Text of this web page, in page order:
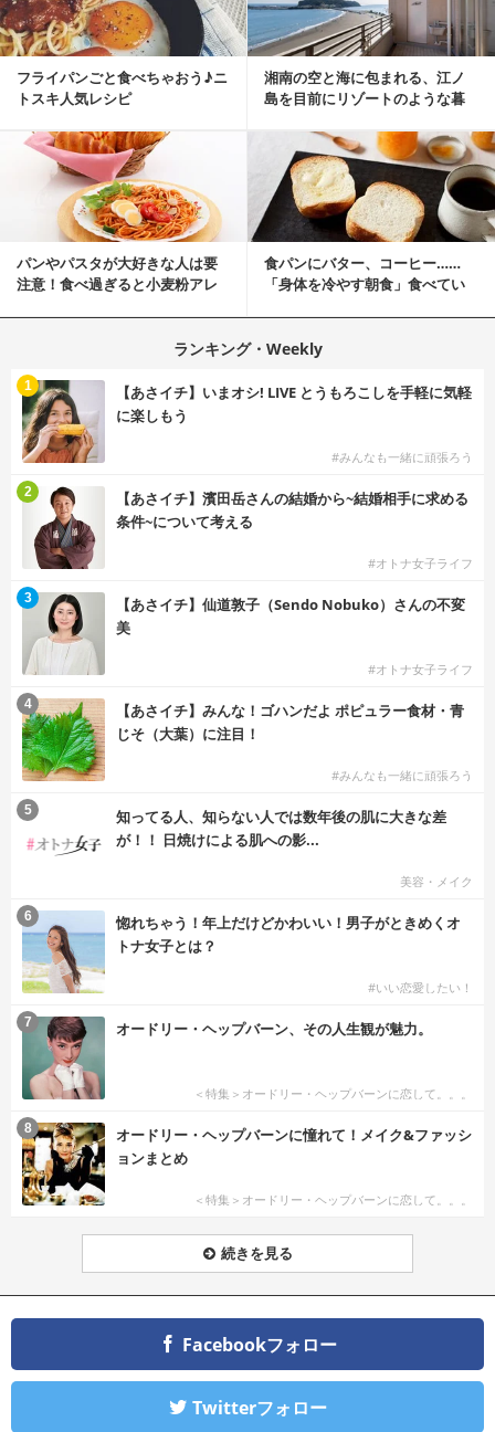
フライパンごと食べちゃおう♪ニ
トスキ人気レシピ
湘南の空と海に包まれる、江ノ
島を目前にリゾートのような暮
パンやパスタが大好きな人は要
注意！食べ過ぎると小麦粉アレ
食パンにバター、コーヒー……
「身体を冷やす朝食」食べてい
ランキング・Weekly
【あさイチ】いまオシ! LIVE とうもろこしを手軽に気軽
に楽しもう
#みんなも一緒に頑張ろう
1
【あさイチ】濱田岳さんの結婚から~結婚相手に求める
条件~について考える
#オトナ女子ライフ
2
【あさイチ】仙道敦子（Sendo Nobuko）さんの不変
美
#オトナ女子ライフ
3
【あさイチ】みんな！ゴハンだよ ポピュラー食材・青
じそ（大葉）に注目！
#みんなも一緒に頑張ろう
4
知ってる人、知らない人では数年後の肌に大きな差
が！！ 日焼けによる肌への影...
美容・メイク
5
惚れちゃう！年上だけどかわいい！男子がときめくオ
トナ女子とは？
#いい恋愛したい！
6
オードリー・ヘップバーン、その人生観が魅力。
＜特集＞オードリー・ヘップバーンに恋して。。。
7
オードリー・ヘップバーンに憧れて！メイク&ファッシ
ョンまとめ
＜特集＞オードリー・ヘップバーンに恋して。。。
8
続きを見る
Facebookフォロー
Twitterフォロー